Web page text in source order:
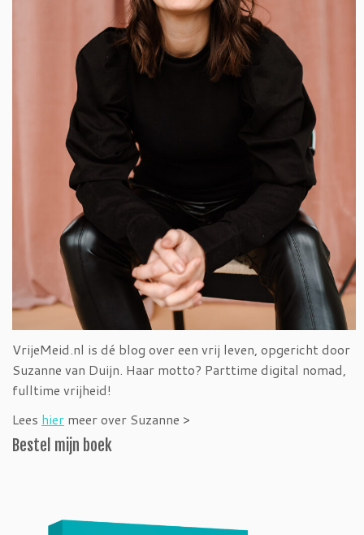
VrijeMeid.nl is dé blog over een vrij leven, opgericht door
Suzanne van Duijn. Haar motto? Parttime digital nomad,
fulltime vrijheid!
Lees hier meer over Suzanne >
Bestel mijn boek